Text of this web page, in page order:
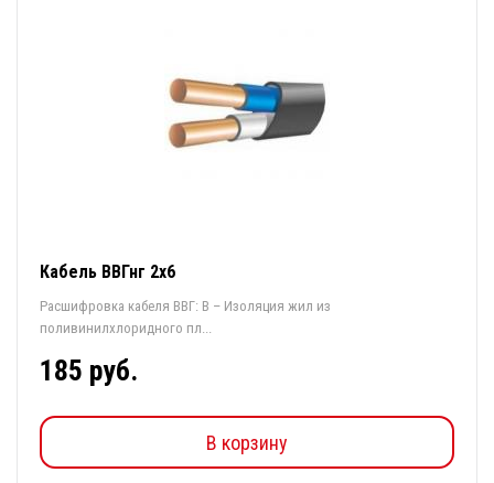
Кабель ВВГнг 2х6
Расшифровка кабеля ВВГ: В – Изоляция жил из
поливинилхлоридного пл...
185 руб.
В корзину